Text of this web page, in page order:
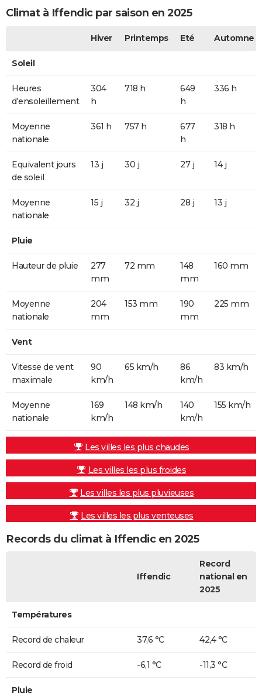
Climat à Iffendic par saison en 2025
Hiver Printemps Eté Automne
Soleil
Heures
d'ensoleillement
304
h
718 h
649
h
336 h
Moyenne
nationale
361 h 757 h
677
h
318 h
Equivalent jours
de soleil
13 j 30 j 27 j 14 j
Moyenne
nationale
15 j 32 j 28 j 13 j
Pluie
Hauteur de pluie
277
mm
72 mm
148
mm
160 mm
Moyenne
nationale
204
mm
153 mm
190
mm
225 mm
Vent
Vitesse de vent
maximale
90
km/h
65 km/h
86
km/h
83 km/h
Moyenne
nationale
169
km/h
148 km/h
140
km/h
155 km/h
Les villes les plus chaudes
Les villes les plus froides
Les villes les plus pluvieuses
Les villes les plus venteuses
Records du climat à Iffendic en 2025
Iffendic
Record
national en
2025
Températures
Record de chaleur 37,6 °C 42,4 °C
Record de froid -6,1 °C -11,3 °C
Pluie